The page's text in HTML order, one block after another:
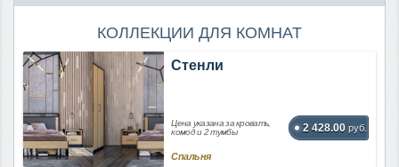
КОЛЛЕКЦИИ ДЛЯ КОМНАТ
Стенли
Цена указана за кровать,
комод и 2 тумбы
2 428.00 руб.
Спальня